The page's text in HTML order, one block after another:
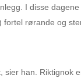
I disse
rørande og
sier han.